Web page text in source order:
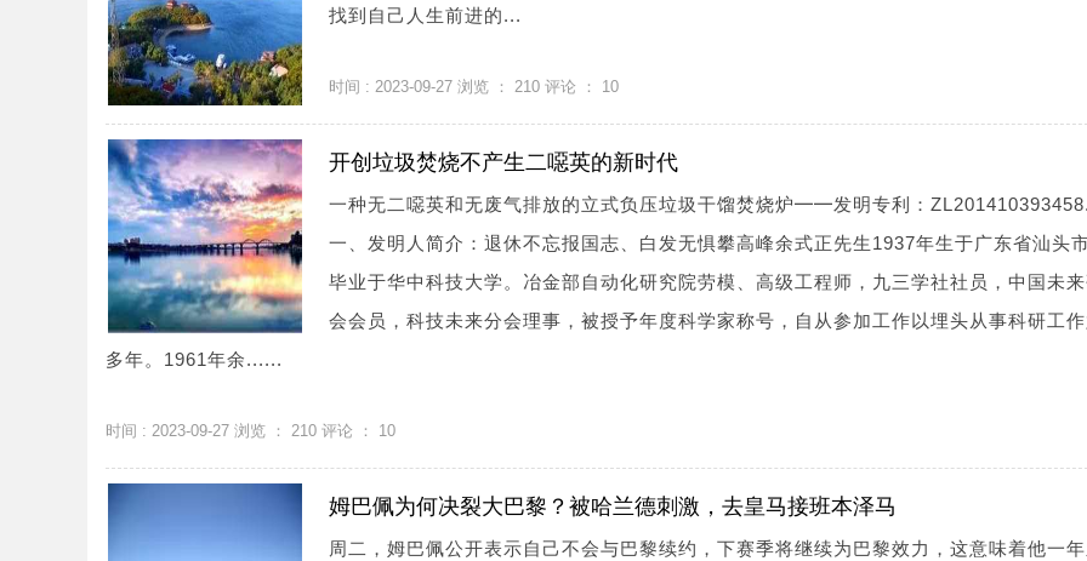
找到自己人生前进的...
时间 : 2023-09-27 浏览 ： 210 评论 ： 10
开创垃圾焚烧不产生二噁英的新时代
一种无二噁英和无废气排放的立式负压垃圾干馏焚烧炉━━发明专利：
一、发明人简介：退休不忘报国志、白发无惧攀高峰余式正先生1937年生于广东省汕头市
毕业于华中科技大学。冶金部自动化研究院劳模、高级工程师，九三学社社员，中国未
会会员，科技未来分会理事，被授予年度科学家称号，自从参加工作以埋头从事科研工
多年。1961年余......
时间 : 2023-09-27 浏览 ： 210 评论 ： 10
姆巴佩为何决裂大巴黎？被哈兰德刺激，去皇马接班本泽马
周二，姆巴佩公开表示自己不会与巴黎续约，下赛季将继续为巴黎效力，这意味着他一